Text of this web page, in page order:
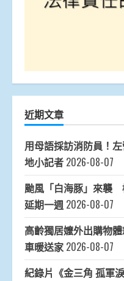
近期文章
用母語採訪消防員！
地小記者 2026-08-07
颱風「白海豚」來襲
延期一週 2026-08-07
高齡獨居嬤外出購物
車暖送家 2026-08-07
紀錄片《金三角 孤軍